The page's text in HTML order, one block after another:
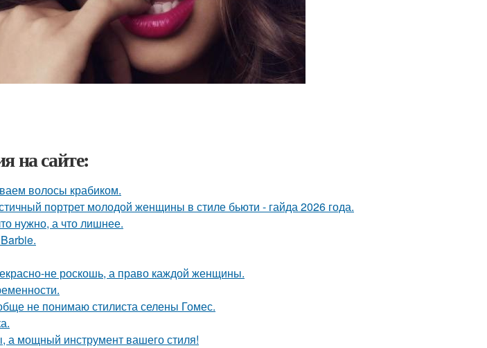
на сайте:
волосы крабиком.
портрет молодой женщины в стиле бьюти - гайда 2026 года.
нужно, а что лишнее.
не роскошь, а право каждой женщины.
не понимаю стилиста селены Гомес.
а мощный инструмент вашего стиля!